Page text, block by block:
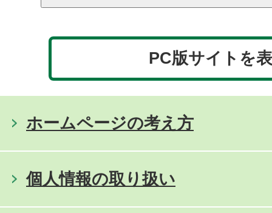
PC版サイトを
ホームページの考え方
個人情報の取り扱い